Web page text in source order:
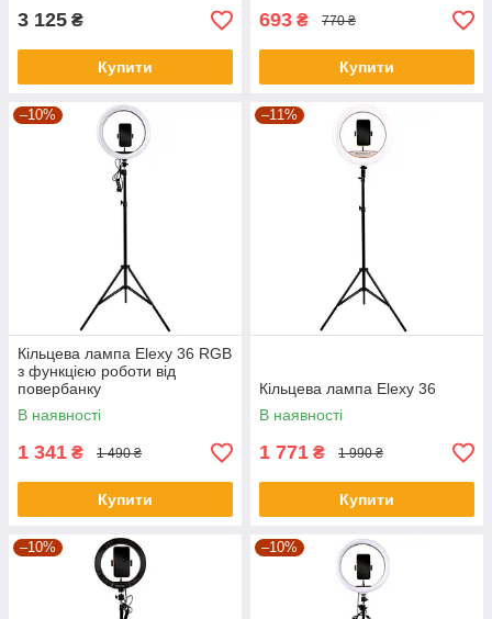
3 125 ₴
Купити
693 ₴ 770 ₴
Купити
–10%
Кільцева лампа Elexy 36 RGB
з функцією роботи від
повербанку
В наявності
1 341 ₴ 1 490 ₴
Купити
–11%
Кільцева лампа Elexy 36
В наявності
1 771 ₴ 1 990 ₴
Купити
–10% –10%